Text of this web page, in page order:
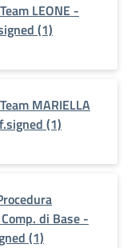
LEONE -
(1)
MARIELLA
(1)
di Base -
(1)